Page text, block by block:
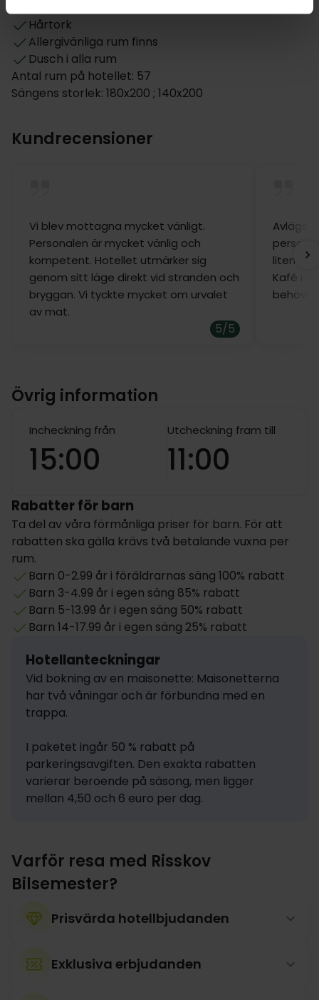
Hårtork
Allergivänliga rum finns
Dusch i alla rum
Antal rum på hotellet: 57
Sängens storlek: 180x200 ; 140x200
Kundrecensioner
Vi blev mottagna mycket vänligt.
Personalen är mycket vänlig och
kompetent. Hotellet utmärker sig
genom sitt läge direkt vid stranden och
bryggan. Vi tyckte mycket om urvalet
av mat.
5/5
liten
Kafé i
Övrig information
Incheckning från
15:00
Utcheckning fram till
11:00
Rabatter för barn
Ta del av våra förmånliga priser för barn. För att
rabatten ska gälla krävs två betalande vuxna per
rum.
Barn 0-2.99 år i föräldrarnas säng 100% rabatt
Barn 3-4.99 år i egen säng 85% rabatt
Barn 5-13.99 år i egen säng 50% rabatt
Barn 14-17.99 år i egen säng 25% rabatt
Hotellanteckningar
Vid bokning av en maisonette: Maisonetterna
har två våningar och är förbundna med en
trappa.
I paketet ingår 50 % rabatt på
parkeringsavgiften. Den exakta rabatten
varierar beroende på säsong, men ligger
mellan 4,50 och 6 euro per dag.
Varför resa med Risskov
Bilsemester?
Prisvärda hotellbjudanden
Exklusiva erbjudanden